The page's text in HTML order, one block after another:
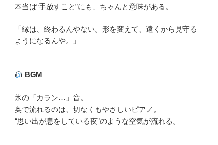
本当は“手放すこと”にも、ちゃんと意味がある。
「縁は、終わるんやない。形を変えて、遠くから見守る
ようになるんや。」
BGM
氷の「カラン…」音。
奥で流れるのは、切なくもやさしいピアノ。
“思い出が息をしている夜”のような空気が流れる。